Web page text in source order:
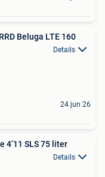
Beluga LTE 160
Details
24 jun 26
4’11 SLS 75 liter
Details